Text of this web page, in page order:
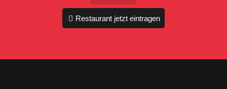
Restaurant jetzt eintragen